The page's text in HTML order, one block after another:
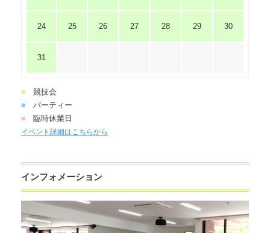
24 25 26 27 28 29 30
31
■ 競技会
■ パーティー
■ 臨時休業日
イベント詳細はこちらから
インフォメーション